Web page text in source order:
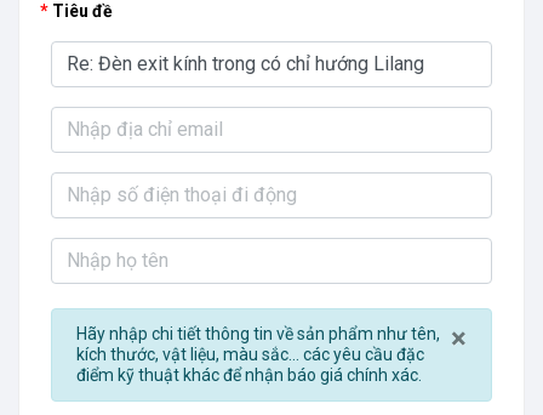
Tiêu đề
×
Hãy nhập chi tiết thông tin về sản phẩm như tên,
kích thước, vật liệu, màu sắc... các yêu cầu đặc
điểm kỹ thuật khác để nhận báo giá chính xác.